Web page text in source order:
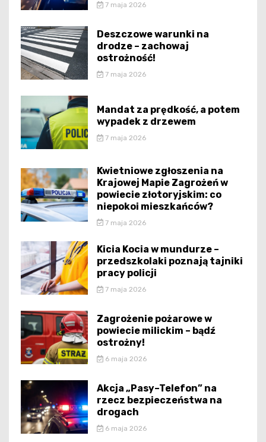
7 maja 2026
Deszczowe warunki na
drodze – zachowaj
ostrożność!
7 maja 2026
Mandat za prędkość, a potem
wypadek z drzewem
7 maja 2026
Kwietniowe zgłoszenia na
Krajowej Mapie Zagrożeń w
powiecie złotoryjskim: co
niepokoi mieszkańców?
7 maja 2026
Kicia Kocia w mundurze –
przedszkolaki poznają tajniki
pracy policji
7 maja 2026
Zagrożenie pożarowe w
powiecie milickim – bądź
ostrożny!
6 maja 2026
Akcja „Pasy–Telefon” na
rzecz bezpieczeństwa na
drogach
6 maja 2026